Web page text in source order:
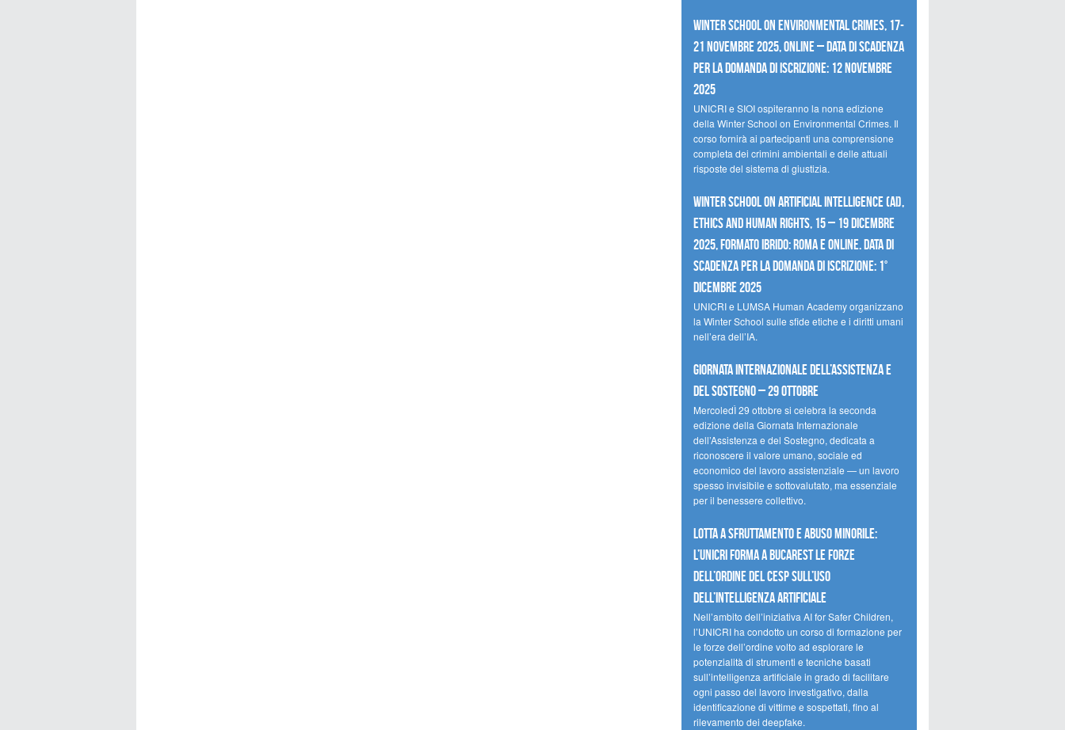
Winter School on Environmental Crimes, 17-
21 novembre 2025, Online – Data di scadenza
per la domanda di iscrizione: 12 novembre
2025
UNICRI e SIOI ospiteranno la nona edizione
della Winter School on Environmental Crimes. Il
corso fornirà ai partecipanti una comprensione
completa dei crimini ambientali e delle attuali
risposte del sistema di giustizia.
Winter School on Artificial Intelligence (AI),
Ethics and Human Rights, 15 – 19 dicembre
2025, Formato Ibrido: Roma e online. Data di
scadenza per la domanda di iscrizione: 1°
dicembre 2025
UNICRI e LUMSA Human Academy organizzano
la Winter School sulle sfide etiche e i diritti umani
nell’era dell’IA.
Giornata internazionale dell’assistenza e
del sostegno – 29 ottobre
MercoledÌ 29 ottobre si celebra la seconda
edizione della Giornata Internazionale
dell’Assistenza e del Sostegno, dedicata a
riconoscere il valore umano, sociale ed
economico del lavoro assistenziale — un lavoro
spesso invisibile e sottovalutato, ma essenziale
per il benessere collettivo.
Lotta a sfruttamento e abuso minorile:
l’UNICRI forma a Bucarest le forze
dell’ordine del CESP sull’uso
dell’Intelligenza Artificiale
Nell’ambito dell’iniziativa AI for Safer Children,
l’UNICRI ha condotto un corso di formazione per
le forze dell’ordine volto ad esplorare le
potenzialità di strumenti e tecniche basati
sull’intelligenza artificiale in grado di facilitare
ogni passo del lavoro investigativo, dalla
identificazione di vittime e sospettati, fino al
rilevamento dei deepfake.